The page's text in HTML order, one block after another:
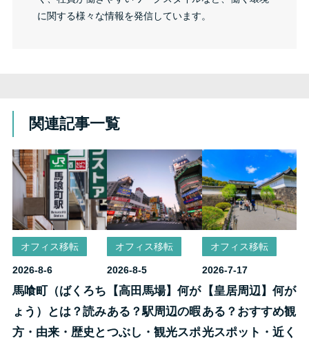
に関する様々な情報を発信しています。
関連記事一覧
オフィス移転
2026-8-6
馬喰町（ばくろち
ょう）とは？読み
方・由来・歴史と
オフィス移転
2026-8-5
【高田馬場】何が
ある？駅周辺の暇
つぶし・観光スポ
オフィス移転
2026-7-17
【皇居周辺】何が
ある？おすすめ観
光スポット・近く